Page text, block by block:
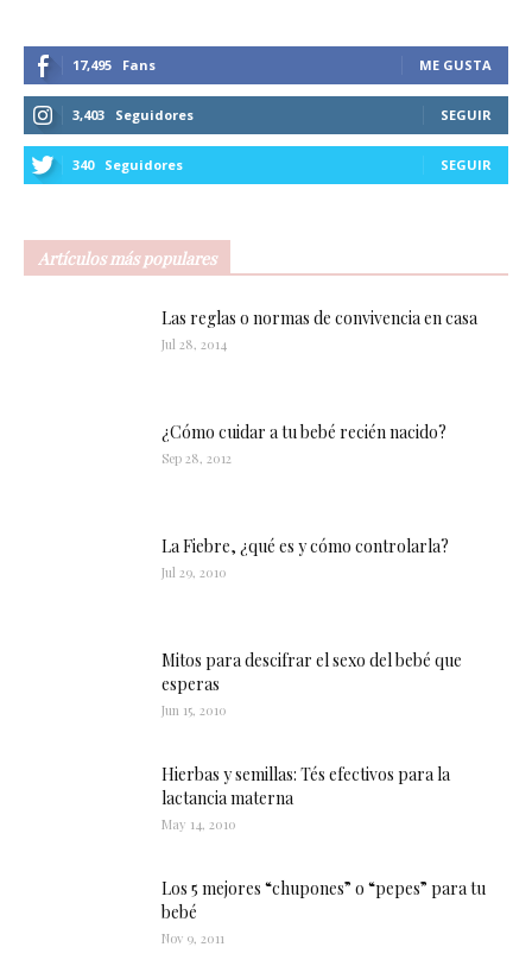
17,495 Fans ME GUSTA
3,403 Seguidores SEGUIR
340 Seguidores SEGUIR
Artículos más populares
Las reglas o normas de convivencia en casa
Jul 28, 2014
¿Cómo cuidar a tu bebé recién nacido?
Sep 28, 2012
La Fiebre, ¿qué es y cómo controlarla?
Jul 29, 2010
Mitos para descifrar el sexo del bebé que
esperas
Jun 15, 2010
Hierbas y semillas: Tés efectivos para la
lactancia materna
May 14, 2010
Los 5 mejores “chupones” o “pepes” para tu
bebé
Nov 9, 2011